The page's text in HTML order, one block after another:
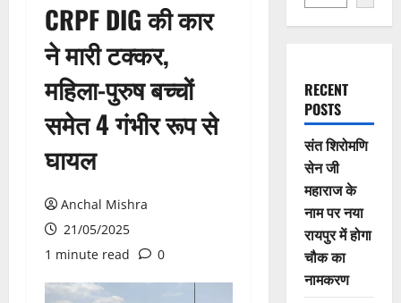
CRPF DIG की कार
ने मारी टक्कर,
महिला-पुरुष बच्चों
समेत 4 गंभीर रूप से
घायल
Anchal Mishra
21/05/2025
1 minute read
0
RECENT
POSTS
संत शिरोमणि
सेन जी
महाराज के
नाम पर नया
रायपुर में होगा
चौक का
नामकरण